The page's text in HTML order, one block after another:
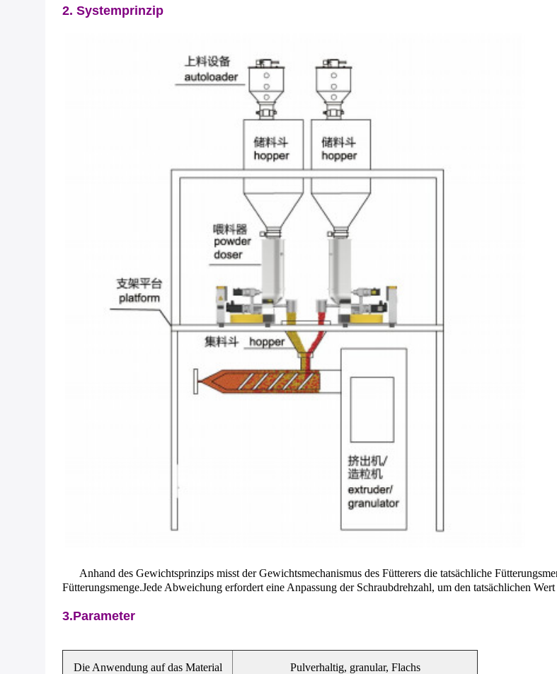
2. Systemprinzip
Anhand des Gewichtsprinzips misst der Gewichtsmechanismus des Fütterers die tatsächliche
Fütterungsmenge.Jede Abweichung erfordert eine Anpassung der Schraubdrehzahl, um den tatsächlichen
3.Parameter
Die Anwendung auf das Material Pulverhaltig, granular, Flachs